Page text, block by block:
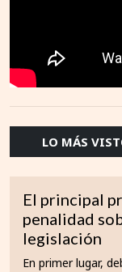
LO MÁS
El principal
penalidad
legislación
En primer lugar,